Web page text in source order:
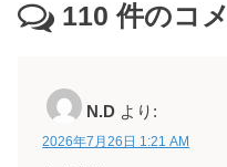
110 件のコ
N.D より:
2026年7月26日 1:21 AM